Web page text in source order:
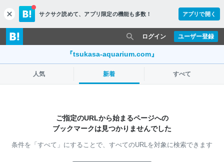
c
l
o
s
サクサク読めて、 アプリ限定の機能も多数！ アプリで開く
ユーザー登録
ログイン
『tsukasa-aquarium.com』
人気 新着 すべて
ご指定のURLから始まるページへの
ブックマークは見つかりませんでした
条件を「すべて」にすることで、 すべてのURLを対象に検索できます